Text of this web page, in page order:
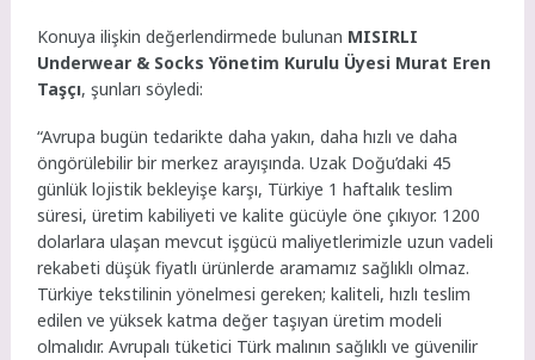
Konuya ilişkin değerlendirmede bulunan MISIRLI
Underwear & Socks Yönetim Kurulu Üyesi Murat Eren
Taşçı, şunları söyledi:
“Avrupa bugün tedarikte daha yakın, daha hızlı ve daha
öngörülebilir bir merkez arayışında. Uzak Doğu’daki 45
günlük lojistik bekleyişe karşı, Türkiye 1 haftalık teslim
süresi, üretim kabiliyeti ve kalite gücüyle öne çıkıyor. 1200
dolarlara ulaşan mevcut işgücü maliyetlerimizle uzun vadeli
rekabeti düşük fiyatlı ürünlerde aramamız sağlıklı olmaz.
Türkiye tekstilinin yönelmesi gereken; kaliteli, hızlı teslim
edilen ve yüksek katma değer taşıyan üretim modeli
olmalıdır. Avrupalı tüketici Türk malının sağlıklı ve güvenilir